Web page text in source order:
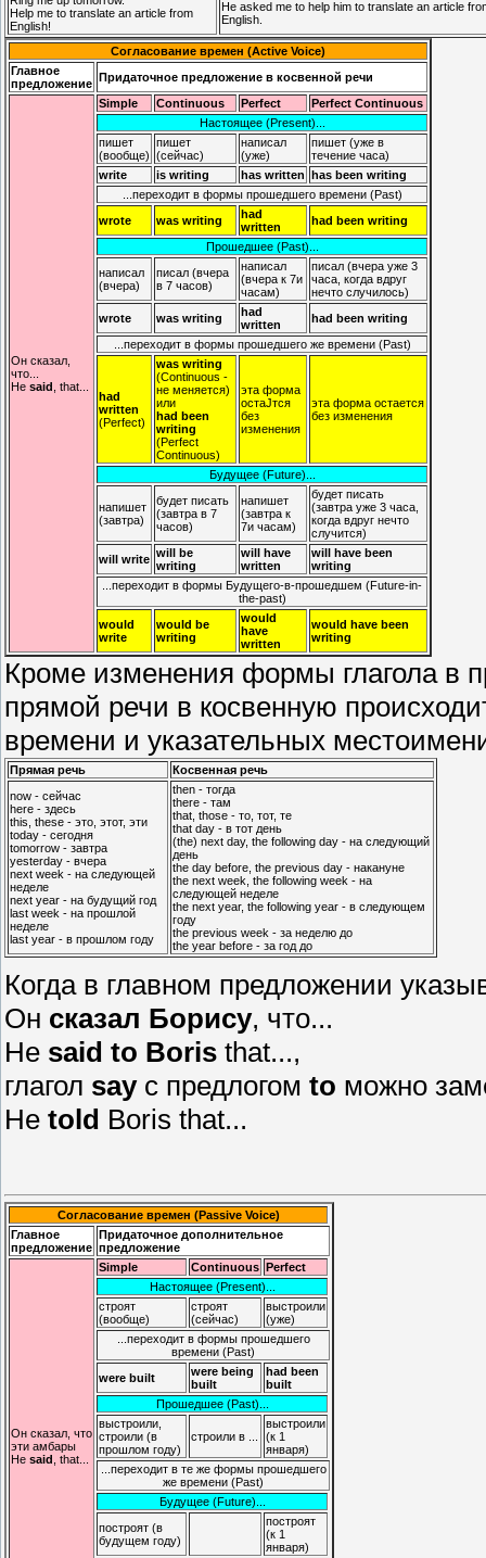
Help me to translate an article from
English!
He asked me to help him to translate an article
English.
Согласование времен (Active Voice)
Главное
предложение Придаточное предложение в косвенной речи
Он сказал,
что...
He said , that...
Simple Continuous Perfect
Perfect Continuous
Настоящее (Present)...
пишет
(вообще)
пишет
(сейчас)
написал
(уже)
пишет (уже в
течение часа)
write
is writing has written has been writing
...переходит в формы прошедшего времени (Past)
wrote
was writing
had
written
had been writing
Прошедшее (Past)...
написал
(вчера)
писал (вчера
в 7 часов)
написал
(вчера к 7и
часам)
писал (вчера уже 3
часа, когда вдруг
нечто случилось)
wrote
was writing
had
written
had been writing
...переходит в формы прошедшего же времени (Past)
had
written
(Perfect)
was writing
(Continuous -
не меняется)
или
had been
writing
(Perfect
Continuous)
эта форма
остаЈтся
без
изменения
эта форма остается
без изменения
Будущее (Future)...
напишет
(завтра)
будет писать
(завтра в 7
часов)
напишет
(завтра к
7и часам)
будет писать
(завтра уже 3 часа,
когда вдруг нечто
случится)
will write will be
writing
will have
written
will have been
writing
...переходит в формы Будущего-в-прошедшем (Future-in-
the-past)
would
write
would be
writing
would
have
written
would have been
writing
Кроме изменения формы глагола в
прямой речи в косвенную
времени и указательных
Прямая речь
Косвенная речь
now - сейчас
here - здесь
this, these - это, этот, эти
today - сегодня
tomorrow - завтра
yesterday - вчера
next week - на следующей
неделе
next year - на будущий год
last week - на прошлой
неделе
last year - в прошлом году
then - тогда
there - там
that, those - то, тот, те
that day - в тот день
(the) next day, the following day - на следующий
день
the day before, the previous day - накануне
the next week, the following week - на
следующей неделе
the next year, the following year - в следующем
году
the previous week - за неделю до
the year before - за год до
Когда в главном предложении
Он сказал Борису, что...
He said to Boris that...,
глагол sayс предлогом to можно
He told Boris that...
Согласование времен (Passive Voice)
Главное
предложение
Придаточное дополнительное
предложение
Он сказал, что
эти амбары
He said , that...
Simple Continuous Perfect
Настоящее (Present)...
строят
(вообще)
строят
(сейчас)
выстроили
(уже)
...переходит в формы прошедшего
времени (Past)
were built
were being
built
had been
built
Прошедшее (Past)...
выстроили,
строили (в
прошлом году)
строили в ...
выстроили
(к 1
января)
...переходит в те же формы прошедшего
же времени (Past)
Будущее (Future)...
построят (в
будущем году)
построят
(к 1
января)